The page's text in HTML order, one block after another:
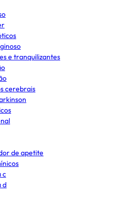
e tranquilizantes
cerebrais
de apetite
c
d